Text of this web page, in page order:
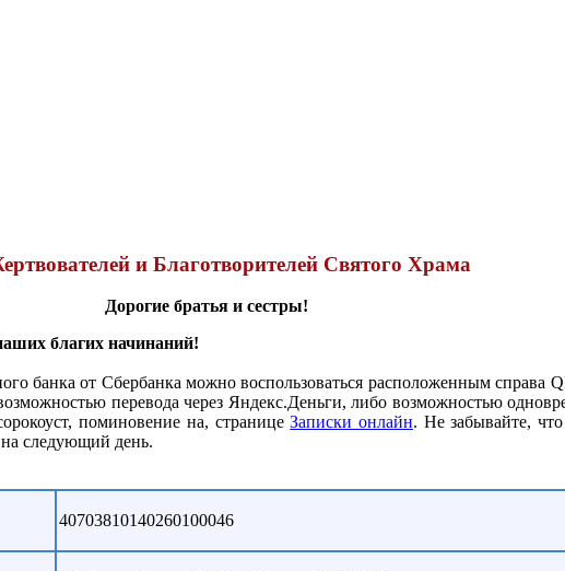
и Благотворителей Святого Храма
Дорогие братья и сестры!
благих начинаний!
банка от Сбербанка можно воспользоваться расположенным справа
перевода через Яндекс.Деньги, либо возможностью
поминовение на, страницеЗаписки онлайн. Не забывайте,
на следующий день.
40703810140260100046